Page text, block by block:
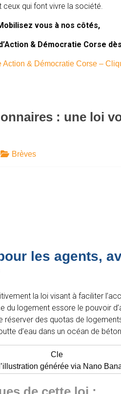
ceux qui font vivre la société.
vous à nos côtés,
& Démocratie Corse
& Démocratie Corse –
: une loi
Brèves
les agents,
la loi visant à faciliter
du logement essore le pouvoir
réserver des quotas de
d’eau dans un océan de
générée via Nano